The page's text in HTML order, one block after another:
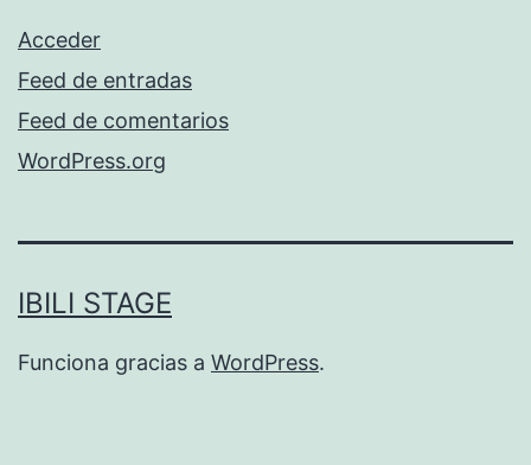
Acceder
Feed de entradas
Feed de comentarios
WordPress.org
IBILI STAGE
Funciona gracias a WordPress.